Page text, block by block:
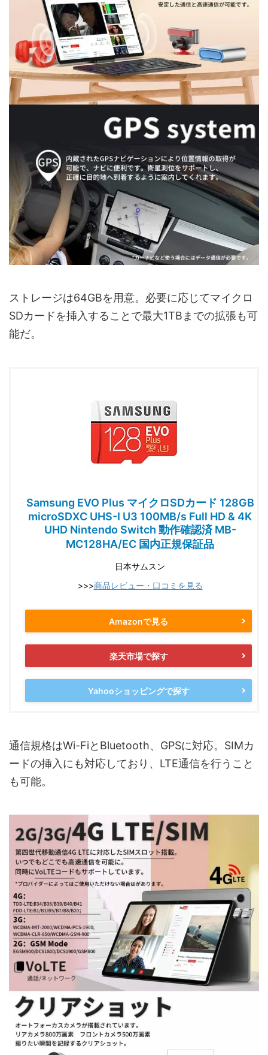
ストレージは64GBを用意。必要に応じてマイクロ
SDカードを挿入することで最大1TBまでの拡張も可
能だ。
Samsung EVO Plus マイクロSDカード 128GB
microSDXC UHS-I U3 100MB/s Full HD & 4K
UHD Nintendo Switch 動作確認済 MB-
MC128HA/EC 国内正規保証品
日本サムスン
>>>商品レビュー・口コミを見る
Amazonで見る
楽天市場で探す
Yahooショッピングで探す
通信規格はWi-FiとBluetooth、GPSに対応。SIMカ
ードの挿入にも対応しており、LTE通信を行うこと
も可能。